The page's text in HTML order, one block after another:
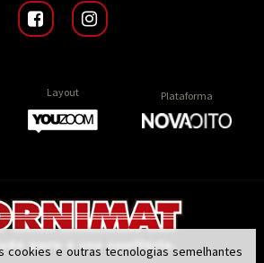
Layout
Plataforma
cookies e outras tecnologias semelhantes